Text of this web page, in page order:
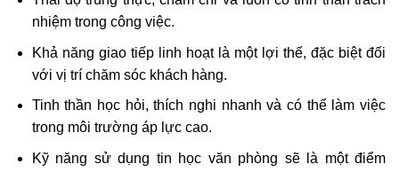
nhiệm trong công việc.
Khả năng giao tiếp linh hoạt là một lợi thế, đặc biệt đối
với vị trí chăm sóc khách hàng.
Tinh thần học hỏi, thích nghi nhanh và có thể làm việc
trong môi trường áp lực cao.
Kỹ năng sử dụng tin học văn phòng sẽ là một điểm